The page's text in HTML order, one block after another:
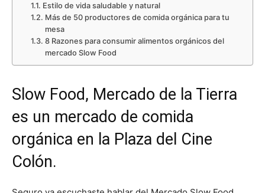
Estilo de vida saludable y natural
Más de 50 productores de comida orgánica para tu
mesa
8 Razones para consumir alimentos orgánicos del
mercado Slow Food
Slow Food, Mercado de la Tierra
es un mercado de comida
orgánica en la Plaza del Cine
Colón.